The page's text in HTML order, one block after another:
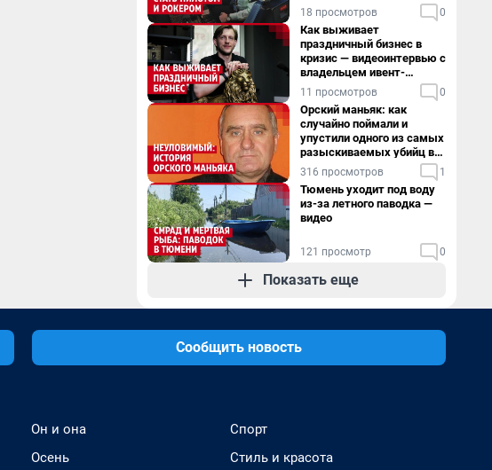
18 просмотров 0
Как выживает
праздничный бизнес в
кризис — видеоинтервью с
владельцем ивент-
агентства
11 просмотров 0
Орский маньяк: как
случайно поймали и
упустили одного из самых
разыскиваемых убийц в
России. Видео
316 просмотров 1
Тюмень уходит под воду
из-за летного паводка —
видео
121 просмотр 0
Показать еще
Сообщить новость
Он и она
Осень
Спорт
Стиль и красота